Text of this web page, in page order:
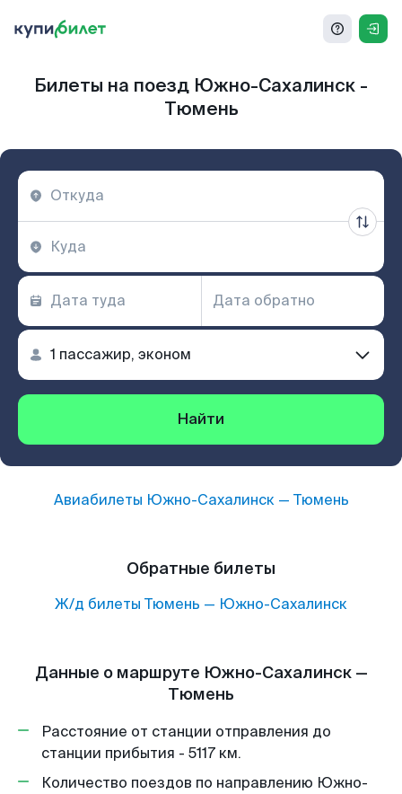
Билеты на поезд Южно-Сахалинск -
Тюмень
Найти
Авиабилеты Южно-Сахалинск— Тюмень
Обратные билеты
Ж/д билеты Тюмень — Южно-Сахалинск
Данные о маршруте Южно-Сахалинск —
Тюмень
Расстояние от станции отправления до
станции прибытия - 5117 км.
Количество поездов по направлению Южно-